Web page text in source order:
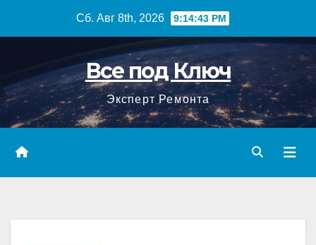
Сб. Авг 8th, 2026 9:14:44 PM
Все под Ключ
Эксперт Ремонта